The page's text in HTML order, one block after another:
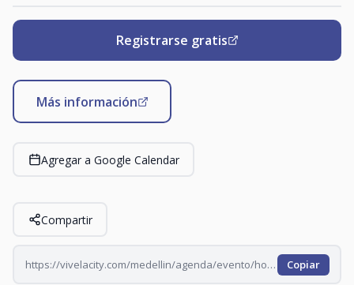
Registrarse gratis
Más información
Agregar a Google Calendar
Compartir
https://vivelacity.com/medellin/agenda/evento/hora-del-cuento-en-vizcaya-2026-09-03 Copiar